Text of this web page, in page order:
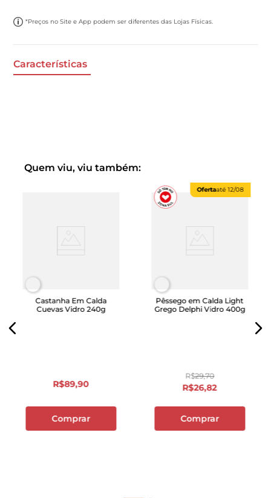
*Preços no Site e App podem ser diferentes das Lojas Físicas.
Características
Quem viu, viu também:
Castanha Em Calda
Cuevas Vidro 240g
R$89,90
Comprar
Ofertaaté12/08
Pêssego em Calda Light
Grego Delphi Vidro 400g
R$29,70
R$26,82
Comprar